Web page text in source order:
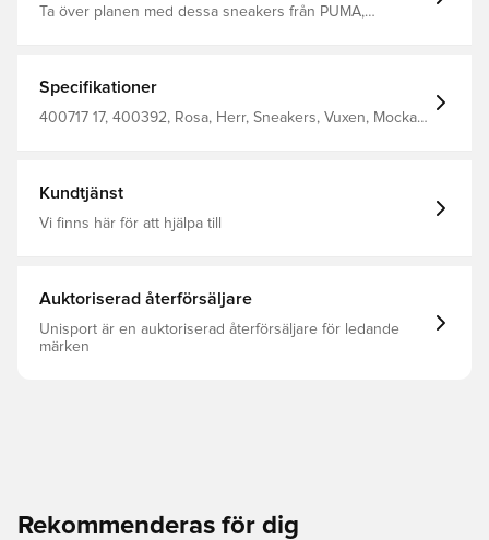
Ta över planen med dessa sneakers från PUMA,
steg till ett speciellt ögonblick. Normal passform T-tå och
hälområde i mocka Snörning Yttersula i gummi PUMA
Formstrip på sidorna PUMA No. 1-logga på tån 97,25 %
Specifikationer
400717 17, 400392, Rosa, Herr, Sneakers, Vuxen, Mocka,
Kundtjänst
Vi finns här för att hjälpa till
Auktoriserad återförsäljare
Unisport är en auktoriserad återförsäljare för ledande
märken
Rekommenderas för dig